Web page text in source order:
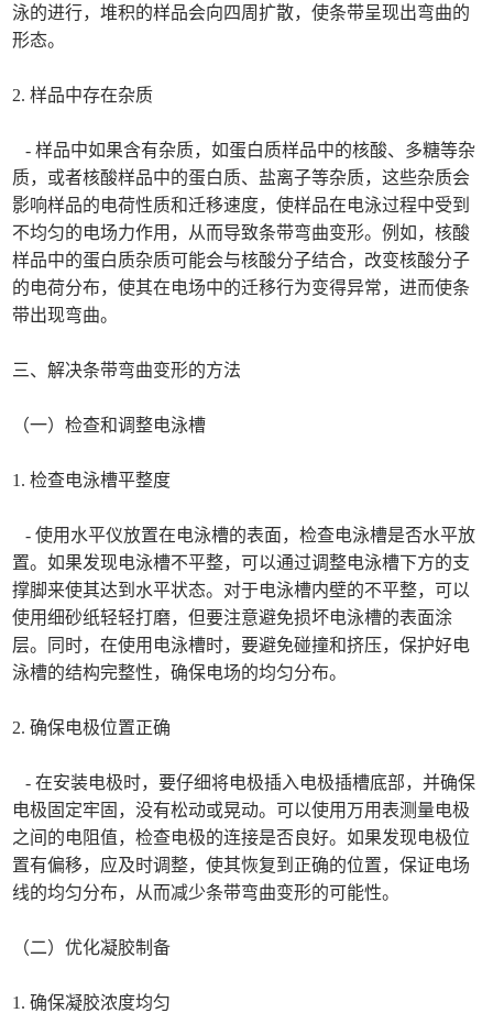
泳的进行，堆积的样品会向四周扩散，使条带呈现出弯曲的
形态。
2. 样品中存在杂质
- 样品中如果含有杂质，如蛋白质样品中的核酸、多糖等杂
质，或者核酸样品中的蛋白质、盐离子等杂质，这些杂质会
影响样品的电荷性质和迁移速度，使样品在电泳过程中受到
不均匀的电场力作用，从而导致条带弯曲变形。例如，核酸
样品中的蛋白质杂质可能会与核酸分子结合，改变核酸分子
的电荷分布，使其在电场中的迁移行为变得异常，进而使条
带出现弯曲。
三、解决条带弯曲变形的方法
（一）检查和调整电泳槽
1. 检查电泳槽平整度
- 使用水平仪放置在电泳槽的表面，检查电泳槽是否水平放
置。如果发现电泳槽不平整，可以通过调整电泳槽下方的支
撑脚来使其达到水平状态。对于电泳槽内壁的不平整，可以
使用细砂纸轻轻打磨，但要注意避免损坏电泳槽的表面涂
层。同时，在使用电泳槽时，要避免碰撞和挤压，保护好电
泳槽的结构完整性，确保电场的均匀分布。
2. 确保电极位置正确
- 在安装电极时，要仔细将电极插入电极插槽底部，并确保
电极固定牢固，没有松动或晃动。可以使用万用表测量电极
之间的电阻值，检查电极的连接是否良好。如果发现电极位
置有偏移，应及时调整，使其恢复到正确的位置，保证电场
线的均匀分布，从而减少条带弯曲变形的可能性。
（二）优化凝胶制备
1. 确保凝胶浓度均匀